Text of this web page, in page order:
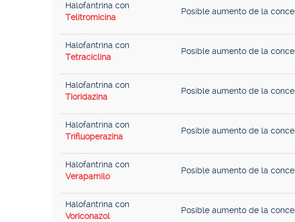
Halofantrina con
Telitromicina
Posible aumento de la
Halofantrina con
Tetraciclina
Posible aumento de la
Halofantrina con
Tioridazina
Posible aumento de la
Halofantrina con
Trifluoperazina
Posible aumento de la
Halofantrina con
Verapamilo
Posible aumento de la
Halofantrina con
Voriconazol
Posible aumento de la